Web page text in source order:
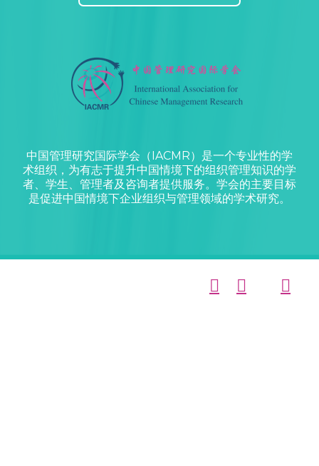
中国管理研究国际学会（IACMR）是一个专业性的学
术组织，为有志于提升中国情境下的组织管理知识的学
者、学生、管理者及咨询者提供服务。学会的主要目标
是促进中国情境下企业组织与管理领域的学术研究。